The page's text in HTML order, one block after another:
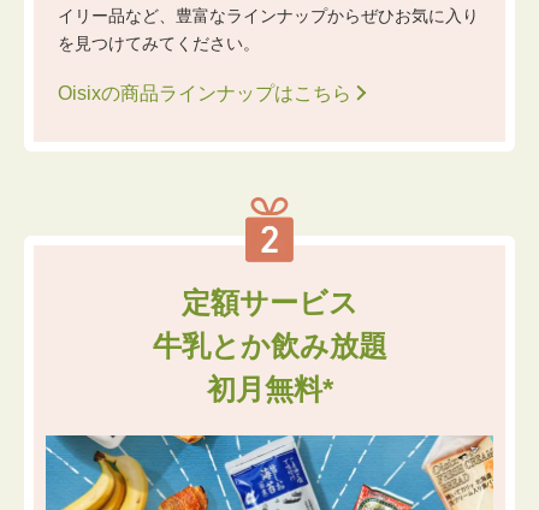
イリー品など、豊富なラインナップからぜひお気に入り
を見つけてみてください。
Oisixの商品ラインナップはこちら
定額サービス
牛乳とか飲み放題
初月無料*